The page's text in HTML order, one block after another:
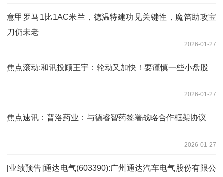
意甲罗马1比1AC米兰，德温特建功见关键性，魔笛助攻宝
刀仍未老
2026-01-27
焦点滚动:和讯投顾王宇：轮动又加快！要谨慎一些小盘股
2026-01-27
焦点速讯：普洛药业：与德睿智药签署战略合作框架协议
2026-01-27
[业绩预告]通达电气(603390):广州通达汽车电气股份有限公